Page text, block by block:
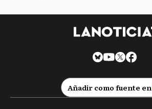
Añadir como fuente en